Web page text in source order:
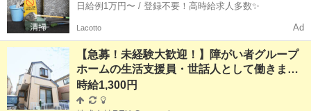
日給例1万円〜 / 登録不要！高時給求人多数✨
Lacotto Ad
【急募！未経験大歓迎！】障がい者グループ
ホームの生活支援員・世話人として働きま…
時給1,300円